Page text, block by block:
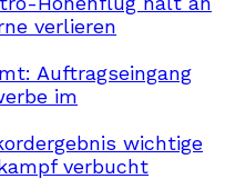
verlieren
Auftragseingang
im
wichtige
verbucht